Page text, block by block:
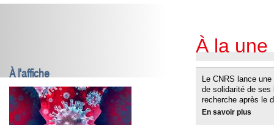
À l'affiche
À la une
Le CNRS lance
de solidarité de ses
recherche après le
En savoir plus